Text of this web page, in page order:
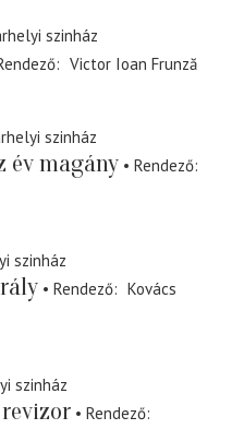
szinház
Victor Ioan Frunză
szinház
év magány
Rendező
szinház
Rendező
Kovács
szinház
Rendező